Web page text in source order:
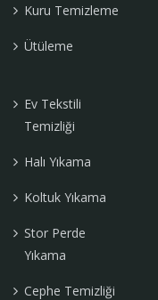
Kuru Temizleme
Ütüleme
Ev Tekstili
Temizliği
Halı Yıkama
Koltuk Yıkama
Stor Perde
Yıkama
Cephe Temizliği